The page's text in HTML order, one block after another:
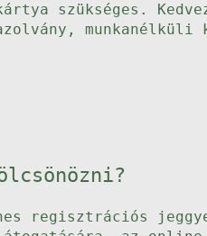
szükséges.
regisztrációs